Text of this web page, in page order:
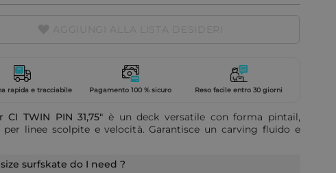
rapida e tracciabile Pagamento 100 % sicuro Reso facile entro 30 giorni
CI TWIN PIN 31,75" è un deck versatile con forma pintail,
per linee scolpite e velocità. Garantisce un carving fluido e
surfskate do I need ?